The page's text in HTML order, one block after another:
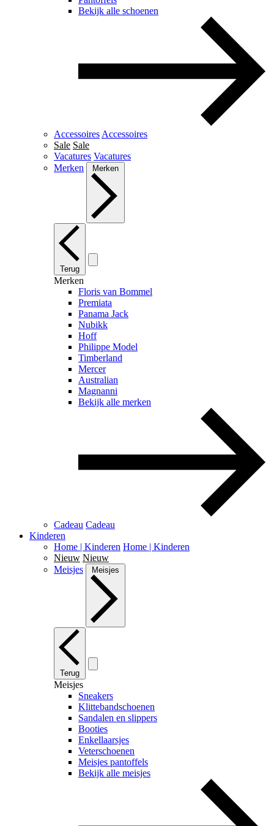
Bekijk alle schoenen
Accessoires Accessoires
Sale Sale
Vacatures Vacatures
Merken
Merken
Terug
Merken
Floris van Bommel
Premiata
Panama Jack
Nubikk
Hoff
Philippe Model
Timberland
Mercer
Australian
Magnanni
Bekijk alle merken
Cadeau Cadeau
Kinderen
Home | Kinderen Home | Kinderen
Nieuw Nieuw
Meisjes
Meisjes
Terug
Meisjes
Sneakers
Klittebandschoenen
Sandalen en slippers
Booties
Enkellaarsjes
Veterschoenen
Meisjes pantoffels
Bekijk alle meisjes